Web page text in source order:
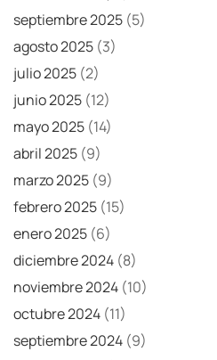
septiembre 2025 (5)
agosto 2025 (3)
julio 2025 (2)
junio 2025 (12)
mayo 2025 (14)
abril 2025 (9)
marzo 2025 (9)
febrero 2025 (15)
enero 2025 (6)
diciembre 2024 (8)
noviembre 2024 (10)
octubre 2024 (11)
septiembre 2024 (9)